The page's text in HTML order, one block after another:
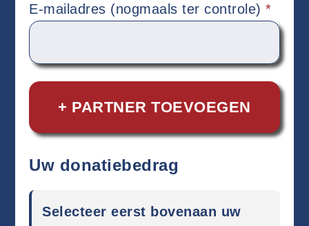
E-mailadres (nogmaals ter controle)*
+ PARTNER TOEVOEGEN
Uw donatiebedrag
Selecteer eerst bovenaan uw